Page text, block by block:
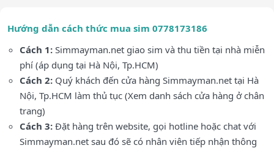
Hướng dẫn cách thức mua sim 0778173186
Cách 1: Simmayman.net giao sim và thu tiền tại nhà miễn
phí (áp dụng tại Hà Nội, Tp.HCM)
Cách 2: Quý khách đến cửa hàng Simmayman.net tại Hà
Nội, Tp.HCM làm thủ tục (Xem danh sách cửa hàng ở chân
trang)
Cách 3: Đặt hàng trên website, gọi hotline hoặc chat với
Simmayman.net sau đó sẽ có nhân viên tiếp nhận thông